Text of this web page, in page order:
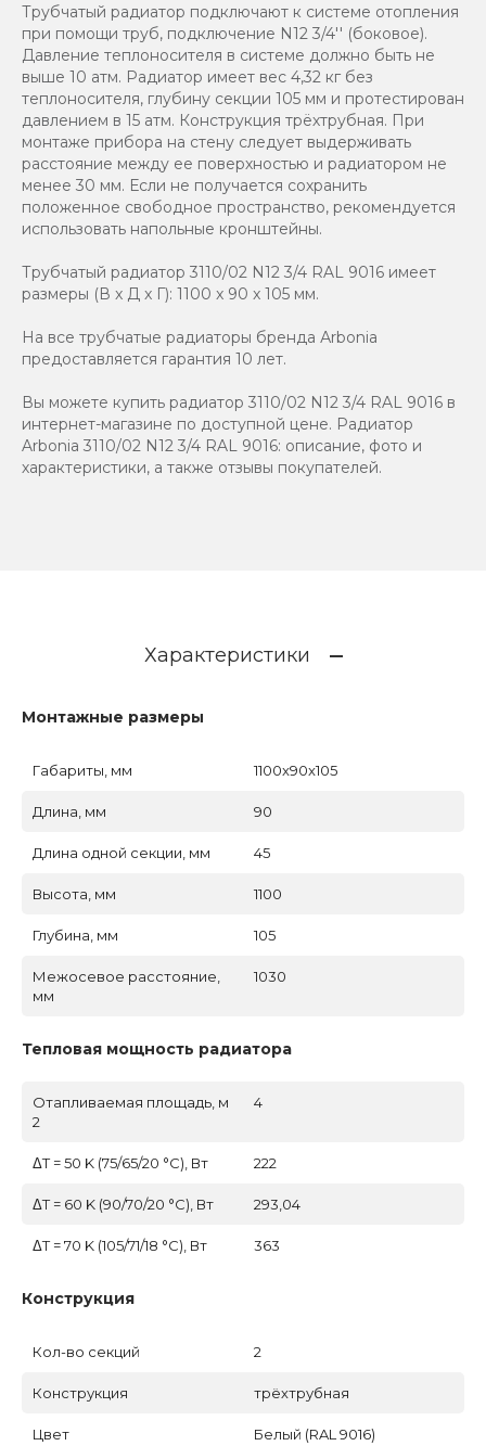
Трубчатый радиатор подключают к системе отопления
при помощи труб, подключение N12 3/4'' (боковое).
Давление теплоносителя в системе должно быть не
выше 10 атм. Радиатор имеет вес 4,32 кг без
теплоносителя, глубину секции 105 мм и протестирован
давлением в 15 атм. Конструкция трёхтрубная. При
монтаже прибора на стену следует выдерживать
расстояние между ее поверхностью и радиатором не
менее 30 мм. Если не получается сохранить
положенное свободное пространство, рекомендуется
использовать напольные кронштейны.
Трубчатый радиатор 3110/02 N12 3/4 RAL 9016 имеет
размеры (В x Д x Г): 1100 x 90 x 105 мм.
На все трубчатые радиаторы бренда Аrbonia
предоставляется гарантия 10 лет.
Вы можете купить радиатор 3110/02 N12 3/4 RAL 9016 в
интернет-магазине по доступной цене. Радиатор
Arbonia 3110/02 N12 3/4 RAL 9016: описание, фото и
характеристики, а также отзывы покупателей.
Характеристики
Монтажные размеры
Габариты, мм 1100x90x105
Длина, мм 90
Длина одной секции, мм 45
Высота, мм 1100
Глубина, мм 105
Межосевое расстояние,
мм
1030
Тепловая мощность радиатора
Отапливаемая площадь, м
2
4
ΔT = 50 K (75/65/20 °C), Вт 222
ΔT = 60 K (90/70/20 °C), Вт 293,04
ΔT = 70 K (105/71/18 °C), Вт 363
Конструкция
Кол-во секций 2
Конструкция трёхтрубная
Цвет Белый (RAL 9016)